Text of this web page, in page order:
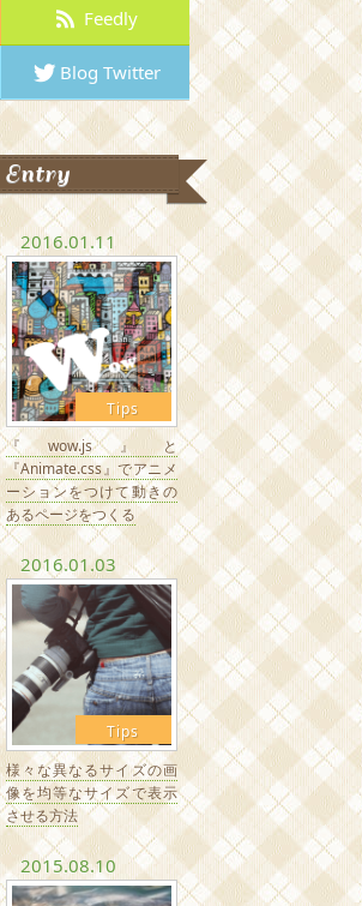
Feedly
Blog Twitter
2016.01.11
Tips
『wow.js』と
『Animate.css』でアニメ
ーションをつけて動きの
あるページをつくる
2016.01.03
Tips
様々な異なるサイズの画
像を均等なサイズで表示
させる方法
2015.08.10